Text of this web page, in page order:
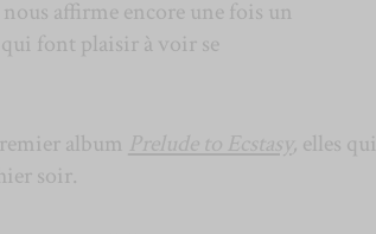
affirme encore une fois un
font plaisir à voir se
album Prelude to Ecstasy, elles qui
soir.